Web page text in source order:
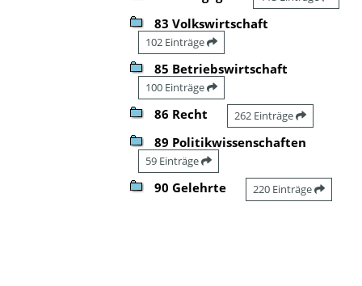
83 Volkswirtschaft
102 Einträge
85 Betriebswirtschaft
100 Einträge
86 Recht 262 Einträge
89 Politikwissenschaften
59 Einträge
90 Gelehrte 220 Einträge